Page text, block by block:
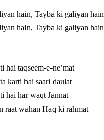
hain, Tayba ki galiyan hain
hain, Tayba ki galiyan hain
hai taqseem-e-ne’mat
karti hai saari daulat
hai har waqt Jannat
raat wahan Haq ki rahmat